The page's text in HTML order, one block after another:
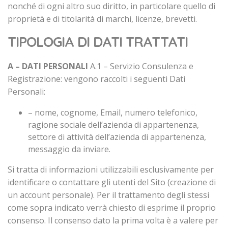
nonché di ogni altro suo diritto, in particolare quello di
proprietà e di titolarità di marchi, licenze, brevetti.
TIPOLOGIA DI DATI TRATTATI
A – DATI PERSONALI A.1 – Servizio Consulenza e
Registrazione: vengono raccolti i seguenti Dati
Personali:
– nome, cognome, Email, numero telefonico,
ragione sociale dell’azienda di appartenenza,
settore di attività dell’azienda di appartenenza,
messaggio da inviare.
Si tratta di informazioni utilizzabili esclusivamente per
identificare o contattare gli utenti del Sito (creazione di
un account personale). Per il trattamento degli stessi
come sopra indicato verrà chiesto di esprime il proprio
consenso. Il consenso dato la prima volta è a valere per